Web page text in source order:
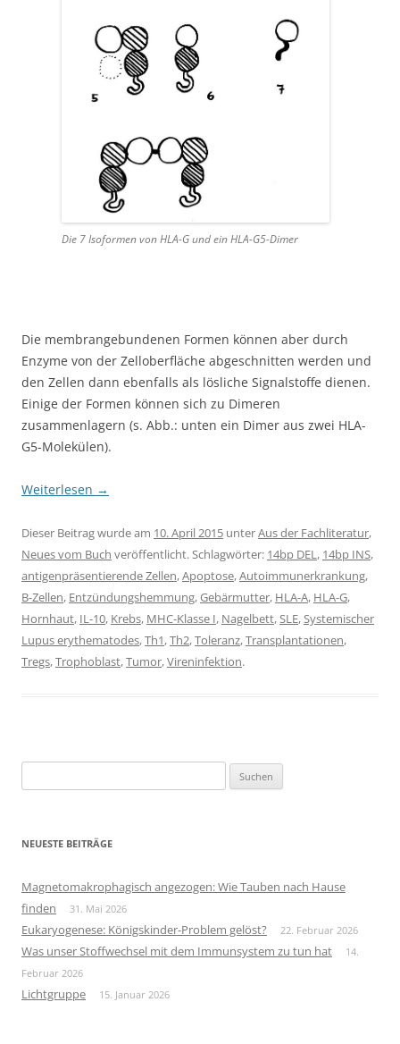
Die 7 Isoformen von HLA-G und ein HLA-G5-Dimer
Die membrangebundenen Formen können aber durch
Enzyme von der Zelloberfläche abgeschnitten werden und
den Zellen dann ebenfalls als lösliche Signalstoffe dienen.
Einige der Formen können sich zu Dimeren
zusammenlagern (s. Abb.: unten ein Dimer aus zwei HLA-
G5-Molekülen).
Weiterlesen →
Dieser Beitrag wurde am 10. April 2015 unterAus der Fachliteratur,
Neues vom Buch veröffentlicht. Schlagwörter: 14bp DEL, 14bp INS,
antigenpräsentierende Zellen,Apoptose,Autoimmunerkrankung,
B-Zellen, Entzündungshemmung,Gebärmutter, HLA-A, HLA-G,
Hornhaut, IL-10, Krebs, MHC-Klasse I, Nagelbett,SLE,Systemischer
Lupus erythematodes,Th1,Th2,Toleranz,Transplantationen,
Tregs,Trophoblast,Tumor,Vireninfektion.
nach:
NEUESTE BEITRÄGE
Magnetomakrophagisch angezogen: Wie Tauben nach Hause
finden
31. Mai 2026
Eukaryogenese: Königskinder-Problem gelöst? 22. Februar 2026
Was unser Stoffwechsel mit dem Immunsystem zu tun hat
14.
Februar 2026
Lichtgruppe 15. Januar 2026